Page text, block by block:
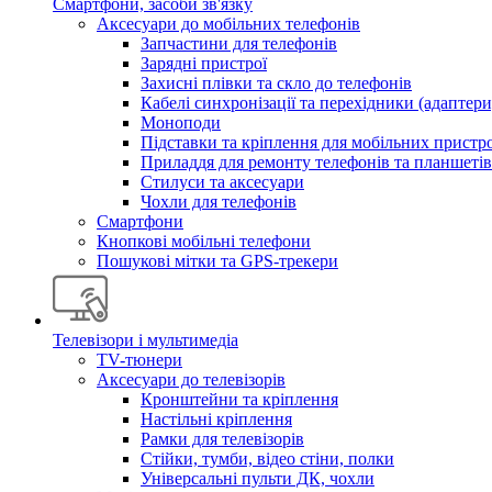
Смартфони, засоби зв'язку
Аксесуари до мобільних телефонів
Запчастини для телефонів
Зарядні пристрої
Захисні плівки та скло до телефонів
Кабелі синхронізації та перехідники
Моноподи
Підставки та кріплення для мобільних
Приладдя для ремонту телефонів та планшетів
Стилуси та аксесуари
Чохли для телефонів
Смартфони
Кнопкові мобільні телефони
Пошукові мітки та GPS-трекери
Телевізори і мультимедіа
TV-тюнери
Аксесуари до телевізорів
Кронштейни та кріплення
Настільні кріплення
Рамки для телевізорів
Стійки, тумби, відео стіни, полки
Універсальні пульти ДК, чохли